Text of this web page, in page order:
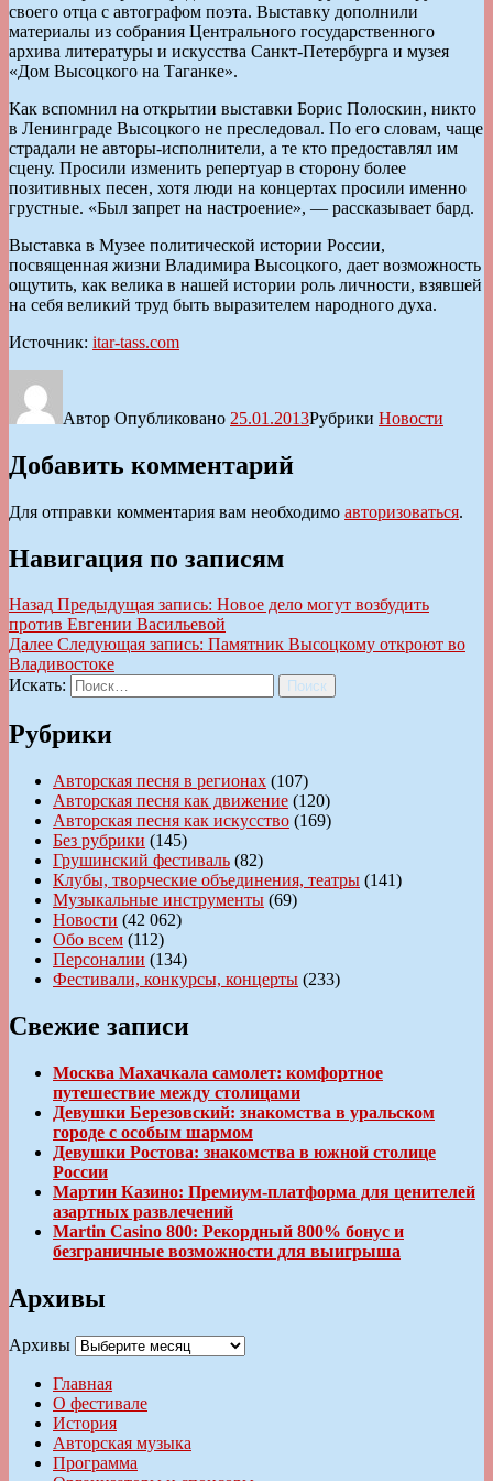
своего отца с автографом поэта. Выставку дополнили
материалы из собрания Центрального государственного
архива литературы и искусства Санкт-Петербурга и музея
«Дом Высоцкого на Таганке».
Как вспомнил на открытии выставки Борис Полоскин, никто
в Ленинграде Высоцкого не преследовал. По его словам, чаще
страдали не авторы-исполнители, а те кто предоставлял им
сцену. Просили изменить репертуар в сторону более
позитивных песен, хотя люди на концертах просили именно
грустные. «Был запрет на настроение», — рассказывает бард.
Выставка в Музее политической истории России,
посвященная жизни Владимира Высоцкого, дает возможность
ощутить, как велика в нашей истории роль личности, взявшей
на себя великий труд быть выразителем народного духа.
Источник: itar-tass.com
Автор Опубликовано 25.01.2013Рубрики Новости
Добавить комментарий
Для отправки комментария вам необходимо авторизоваться.
Навигация по записям
Назад Предыдущая запись: Новое дело могут возбудить
против Евгении Васильевой
Далее Следующая запись: Памятник Высоцкому откроют во
Владивостоке
Искать:
Поиск
Рубрики
Авторская песня в регионах (107)
Авторская песня как движение (120)
Авторская песня как искусство (169)
Без рубрики (145)
Грушинский фестиваль (82)
Клубы, творческие объединения, театры (141)
Музыкальные инструменты (69)
Новости (42 062)
Обо всем (112)
Персоналии (134)
Фестивали, конкурсы, концерты (233)
Свежие записи
Москва Махачкала самолет: комфортное
путешествие между столицами
Девушки Березовский: знакомства в уральском
городе с особым шармом
Девушки Ростова: знакомства в южной столице
России
Мартин Казино: Премиум-платформа для ценителей
азартных развлечений
Martin Casino 800: Рекордный 800% бонус и
безграничные возможности для выигрыша
Архивы
Архивы
Главная
О фестивале
История
Авторская музыка
Программа